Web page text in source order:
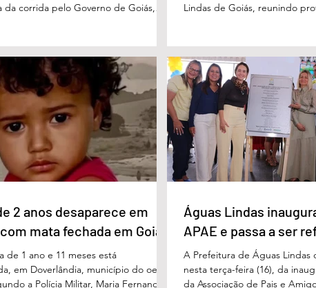
da corrida pelo Governo de Goiás,
Vilela aparece com 37% das intenções
pelo ex-governador Marconi
com 21%. Em seguida estão Wilder
11%, Luis Cesar Bueno (PT), com
Lindas de Goiás, reunindo
um papel fundamental na
gerações. Durante o evento,
de Educação, Denildson
fórum nasceu do desejo de
educadores muito mais do
2 anos desaparece em
mata fechada em Goiás
de 1 ano e 11 meses está
em Doverlândia, município do oeste
a Polícia Militar, Maria Fernanda
Águas Lindas
APAE e passa a ser
A Prefeitura de Águas Lindas
nesta terça-feira (16), da
da Associação de Pais e